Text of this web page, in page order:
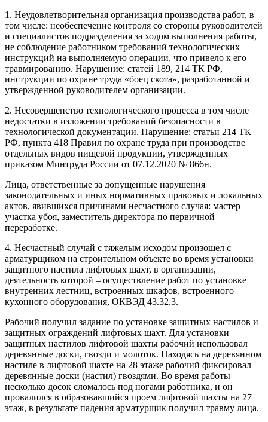
1. Неудовлетворительная организация производства работ, в
том числе: необеспечение контроля со стороны руководителей
и специалистов подразделения за ходом выполнения работы,
не соблюдение работником требований технологических
инструкций на выполняемую операции, что привело к его
травмированию. Нарушение: статей 189, 214 ТК РФ,
инструкции по охране труда «боец скота», разработанной и
утвержденной руководителем организации.
2. Несовершенство технологического процесса в том числе
недостатки в изложении требований безопасности в
технологической документации. Нарушение: статьи 214 ТК
РФ, пункта 418 Правил по охране труда при производстве
отдельных видов пищевой продукции, утвержденных
приказом Минтруда России от 07.12.2020 № 866н.
Лица, ответственные за допущенные нарушения
законодательных и иных нормативных правовых и локальных
актов, явившихся причинами несчастного случая: мастер
участка убоя, заместитель директора по первичной
переработке.
4. Несчастный случай с тяжелым исходом произошел с
арматурщиком на строительном объекте во время установки
защитного настила лифтовых шахт, в организации,
деятельность которой – осуществление работ по установке
внутренних лестниц, встроенных шкафов, встроенного
кухонного оборудования, ОКВЭД 43.32.3.
Рабочий получил задание по установке защитных настилов и
защитных ограждений лифтовых шахт. Для установки
защитных настилов лифтовой шахты рабочий использовал
деревянные доски, гвозди и молоток. Находясь на деревянном
настиле в лифтовой шахте на 28 этаже рабочий фиксировал
деревянные доски (настил) гвоздями. Во время работы
несколько досок сломалось под ногами работника, и он
провалился в образовавшийся проем лифтовой шахты на 27
этаж, в результате падения арматурщик получил травму лица.